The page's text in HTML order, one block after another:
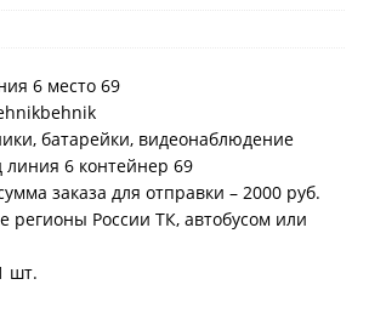
6 место 69
батарейки, видеонаблюдение
линия 6 контейнер 69
заказа для отправки – 2000 руб.
регионы России ТК, автобусом или
шт.